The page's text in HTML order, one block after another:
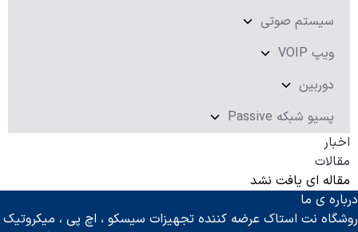
سیستم صوتی
ویپ VOIP
دوربین
پسیو شبکه Passive
اخبار
مقالات
مقاله ای یافت نشد
درباره ی ما
روشگاه نت استاک عرضه کننده تجهیزات سیسکو ، اچ پی ، میکروتیک